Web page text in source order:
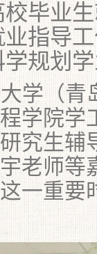
毕业
指导
规划
学（
学院
究生
老师等
一重要